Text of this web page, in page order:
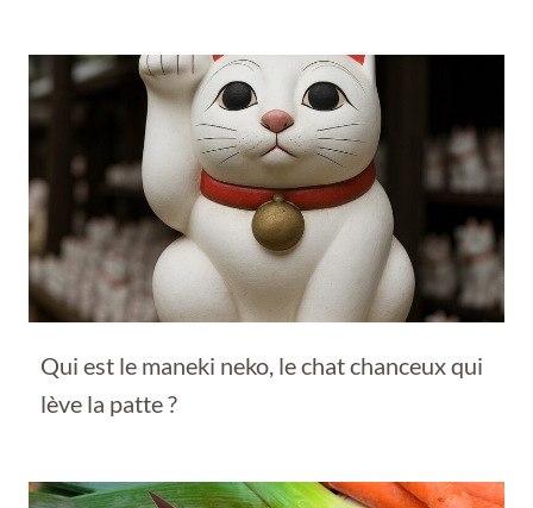
Qui est le maneki neko, le chat chanceux qui
lève la patte ?